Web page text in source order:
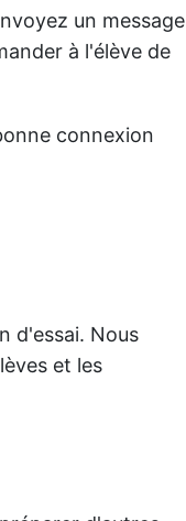
un message
à l'élève de
connexion
d'essai. Nous
et les